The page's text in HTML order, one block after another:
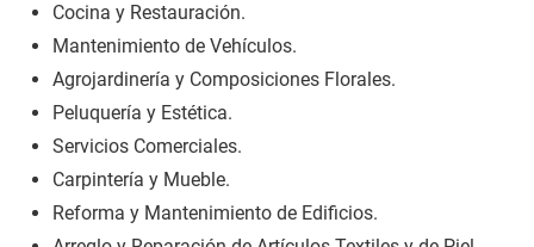
Cocina y Restauración.
Mantenimiento de Vehículos.
Agrojardinería y Composiciones Florales.
Peluquería y Estética.
Servicios Comerciales.
Carpintería y Mueble.
Reforma y Mantenimiento de Edificios.